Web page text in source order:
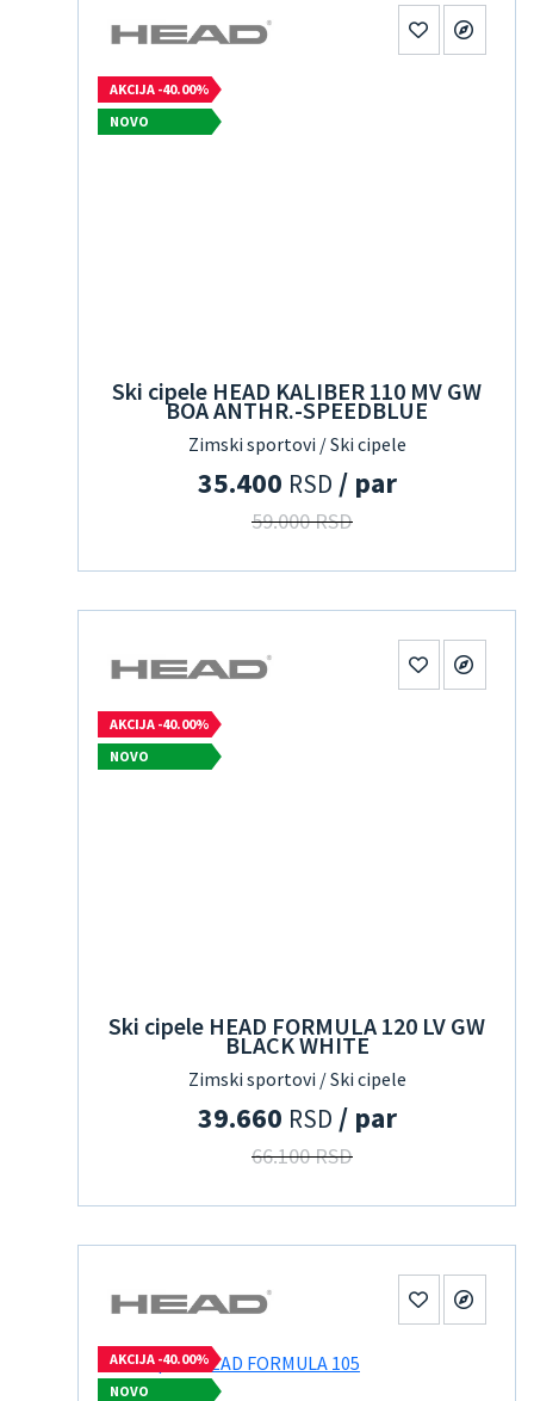
AKCIJA -40.00%
NOVO
Ski cipele HEAD KALIBER 110 MV GW
BOA ANTHR.-SPEEDBLUE
Zimski sportovi / Ski cipele
35.400 RSD / par
59.000 RSD
AKCIJA -40.00%
NOVO
Ski cipele HEAD FORMULA 120 LV GW
BLACK WHITE
Zimski sportovi / Ski cipele
39.660 RSD / par
66.100 RSD
AKCIJA -40.00%
NOVO